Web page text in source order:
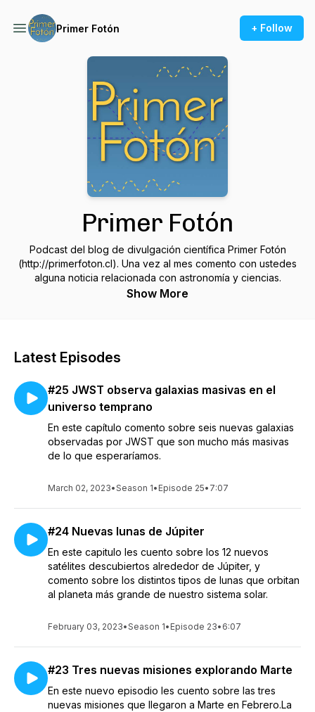
Primer Fotón + Follow
Primer Fotón
Podcast del blog de divulgación científica Primer Fotón
(http://primerfoton.cl). Una vez al mes comento con ustedes
alguna noticia relacionada con astronomía y ciencias.
Show More
Latest Episodes
#25 JWST observa galaxias masivas en el
universo temprano
En este capítulo comento sobre seis nuevas galaxias
observadas por JWST que son mucho más masivas
de lo que esperaríamos.
March 02, 2023•Season 1• Episode 25• 7:07
#24 Nuevas lunas de Júpiter
En este capitulo les cuento sobre los 12 nuevos
satélites descubiertos alrededor de Júpiter, y
comento sobre los distintos tipos de lunas que orbitan
al planeta más grande de nuestro sistema solar.
February 03, 2023•Season 1• Episode 23• 6:07
#23 Tres nuevas misiones explorando Marte
En este nuevo episodio les cuento sobre las tres
nuevas misiones que llegaron a Marte en Febrero.La